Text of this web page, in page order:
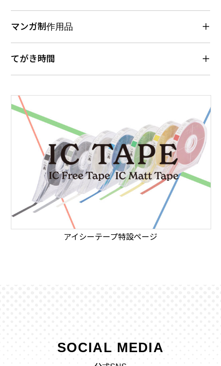
マンガ制作用品
てがき時間
アイシーテープ特設ページ
SOCIAL MEDIA